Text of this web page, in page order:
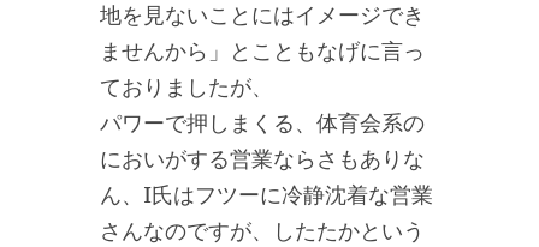
地を見ないことにはイメージでき
ませんから」とこともなげに言っ
ておりましたが、
パワーで押しまくる、体育会系の
においがする営業ならさもありな
ん、I氏はフツーに冷静沈着な営業
さんなのですが、したたかという